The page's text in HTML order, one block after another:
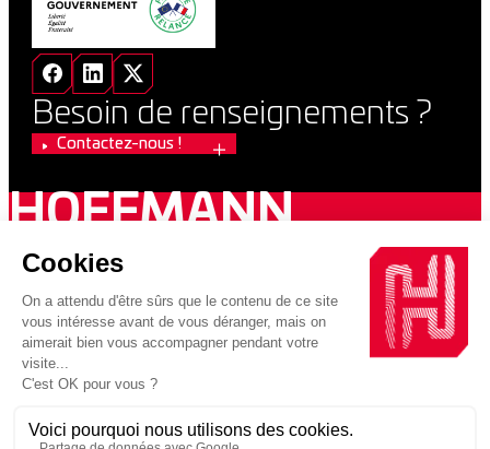
Besoin de renseignements ?
Contactez-nous !
HOFFMANN
GREEN
CEMENT
2026 VUPAR / Copyright 2026 Hoffmann Green Cement
Technologies
MENTIONS LÉGALESPOLITIQUE DE CONFIDENTIALITÉ
Une entreprise au sein d’un groupe engagé pour la construction